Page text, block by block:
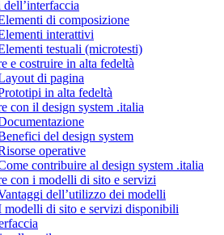
di composizione
interattivi
testuali (microtesti)
e costruire in alta fedeltà
di pagina
in alta fedeltà
con il design system .italia
del design system
operative
contribuire al design system .italia
con i modelli di sito e servizi
dell’utilizzo dei modelli
modelli di sito e servizi disponibili